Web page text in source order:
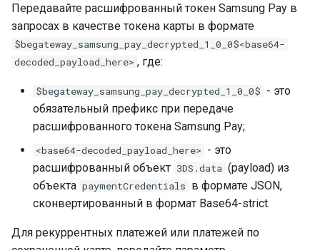
Pix
QIWI Кошелек
терминалы QIWI
SberPay
Система Быстрых
Платежей (SBP)
Запрос статуса
транзакции по токену
Провайдеры токенов
Параметры с
информацией о продаже
авиабилетов
Архив изменений
Передавайте расшифрованный токен Samsung Pay в
запросах в качестве токена карты в формате
$begateway_samsung_pay_decrypted_1_0_0$<base64-
decoded_payload_here> , где:
$begateway_samsung_pay_decrypted_1_0_0$ - это
обязательный префикс при передаче
расшифрованного токена Samsung Pay;
<base64-decoded_payload_here> - это
расшифрованный объект 3DS.data (payload) из
объекта paymentCredentials в формате JSON,
сконвертированный в формат Base64-strict.
Для рекуррентных платежей или платежей по